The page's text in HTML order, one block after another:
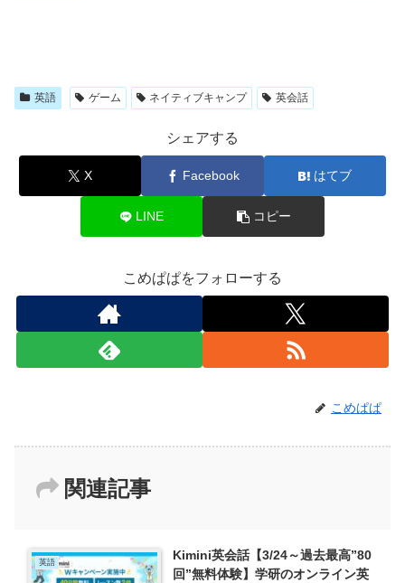
英語 ゲーム ネイティブキャンプ 英会話
シェアする
X Facebook はてブ
LINE コピー
こめぱぱをフォローする
こめぱぱ
関連記事
英語
Kimini英会話【3/24～過去最高”80
回”無料体験】学研のオンライン英